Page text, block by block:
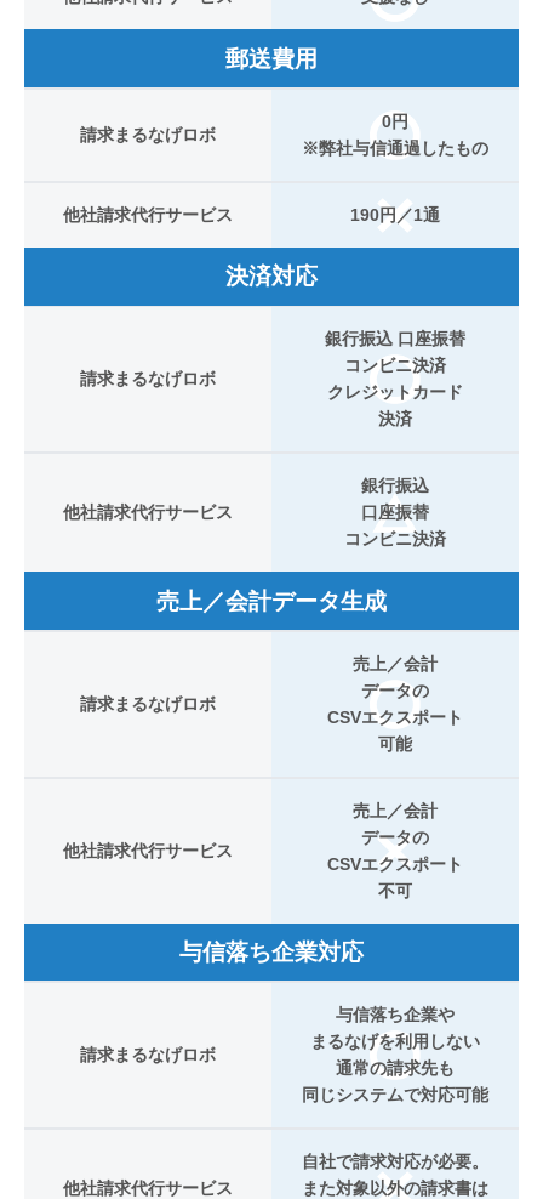
郵送費用
請求まるなげロボ
0円
※弊社与信通過したもの
他社請求代行サービス 190円／1通
決済対応
請求まるなげロボ
銀行振込 口座振替
コンビニ決済
クレジットカード
決済
他社請求代行サービス
銀行振込
口座振替
コンビニ決済
売上／会計データ生成
請求まるなげロボ
売上／会計
データの
CSVエクスポート
可能
他社請求代行サービス
売上／会計
データの
CSVエクスポート
不可
与信落ち企業対応
請求まるなげロボ
与信落ち企業や
まるなげを利用しない
通常の請求先も
同じシステムで対応可能
他社請求代行サービス
自社で請求対応が必要。
また対象以外の請求書は